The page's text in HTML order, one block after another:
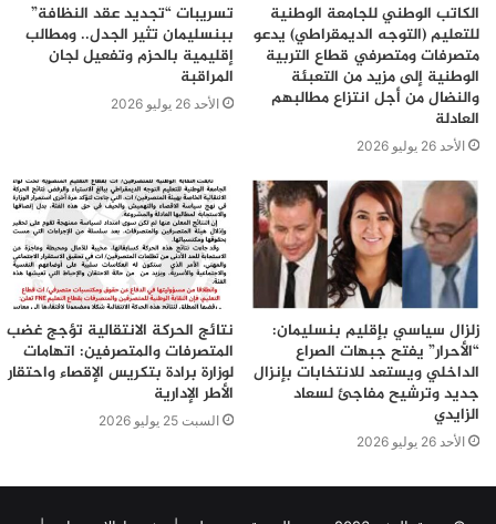
الكاتب الوطني للجامعة الوطنية
للتعليم (التوجه الديمقراطي) يدعو
متصرفات ومتصرفي قطاع التربية
الوطنية إلى مزيد من التعبئة
والنضال من أجل انتزاع مطالبهم
العادلة
الأحد 26 يوليو 2026
تسريبات “تجديد عقد النظافة”
ببنسليمان تثير الجدل.. ومطالب
إقليمية بالحزم وتفعيل لجان
المراقبة
الأحد 26 يوليو 2026
زلزال سياسي بإقليم بنسليمان:
“الأحرار” يفتح جبهات الصراع
الداخلي ويستعد للانتخابات بإنزال
جديد وترشيح مفاجئ لسعاد
الزايدي
الأحد 26 يوليو 2026
نتائج الحركة الانتقالية تؤجج غضب
المتصرفات والمتصرفين: اتهامات
لوزارة برادة بتكريس الإقصاء واحتقار
الأطر الإدارية
السبت 25 يوليو 2026